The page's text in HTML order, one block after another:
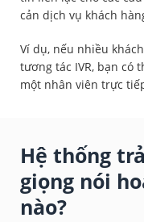
cản dịch vụ khách
Ví dụ, nếu nhiều
tương tác IVR, bạn có
một nhân viên trực
Hệ thống
giọng nói
nào?